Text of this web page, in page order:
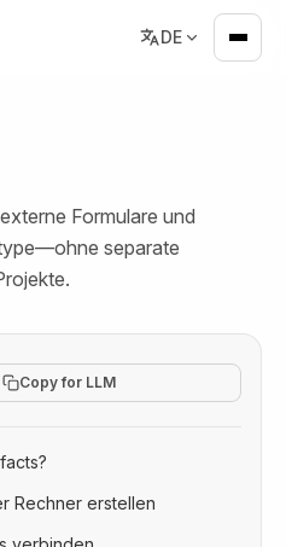
DE
Formulare und
separate
Copy for LLM
Rechner erstellen